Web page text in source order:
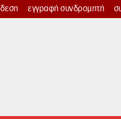
εγγραφή συνδρομητή